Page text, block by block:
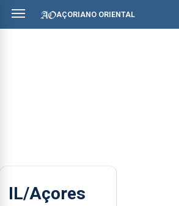
AÇORIANO ORIENTAL
IL/Açores